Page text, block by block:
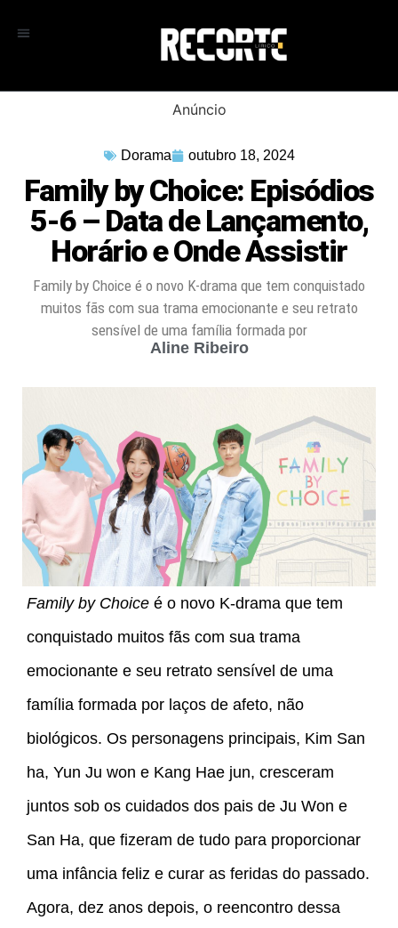
Anúncio
Dorama outubro 18, 2024
Family by Choice: Episódios
5-6 – Data de Lançamento,
Horário e Onde Assistir
Family by Choice é o novo K-drama que tem conquistado
muitos fãs com sua trama emocionante e seu retrato
sensível de uma família formada por
Aline Ribeiro
Family by Choice é o novo K-drama que tem
conquistado muitos fãs com sua trama
emocionante e seu retrato sensível de uma
família formada por laços de afeto, não
biológicos. Os personagens principais, Kim San
ha, Yun Ju won e Kang Hae jun, cresceram
juntos sob os cuidados dos pais de Ju Won e
San Ha, que fizeram de tudo para proporcionar
uma infância feliz e curar as feridas do passado.
Agora, dez anos depois, o reencontro dessa